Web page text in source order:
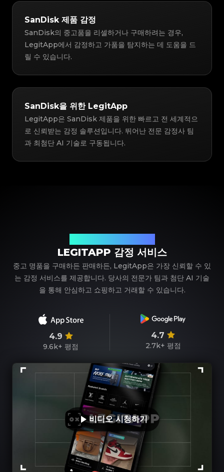
SanDisk 제품 감정
SanDisk의 중고품을 리셀하거나 구매하려는 경우,
LegitApp에서 감정하고 가품을 탐지하는 데 도움을 드
릴 수 있습니다.
SanDisk을 위한 LegitApp
LegitApp은 SanDisk 제품을 위한 빠르고 전 세계적으
로 신뢰받는 감정 솔루션입니다. 뛰어난 전문 감정사 팀
과 최첨단 AI 기술로 구동됩니다.
LEGITAPP 감정 서비스
중고 명품을 구매하든 판매하든, LegitApp은 가장 신뢰할 수 있
는 감정 서비스를 제공합니다. 당사의 전문가 팀과 첨단 AI 기술
을 통해 안심하고 쇼핑하고 거래할 수 있습니다.
4.9
9.6k+ 평점
4.7
2.7k+ 평점
비디오 시청하기